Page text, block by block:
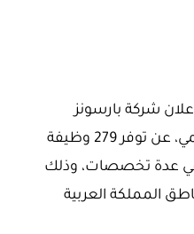
شركة بارسونز
العالمية عبر عبر موقعه الرسمي، عن توفر 279 وظيفة
في عدة تخصصات، وذلك
المملكة العربية